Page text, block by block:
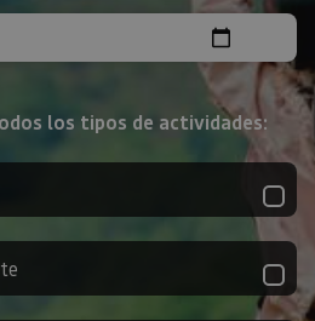
los tipos de actividades: